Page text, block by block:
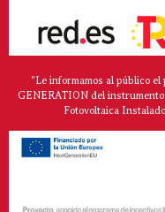
"Le informamos al público
GENERATION del
Fotovoltaica